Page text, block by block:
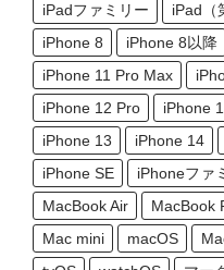
iPadファミリー
iPad（
iPhone 8
iPhone 8以降
iPhone 11 Pro Max
iPhone 12 Pro
iPhone
iPhone 13
iPhone 14
iPhone SE
iPhoneファ
MacBook Air
MacBook
Mac mini
macOS